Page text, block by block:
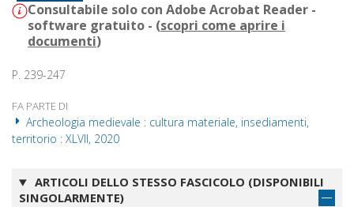
Consultabile solo con Adobe Acrobat Reader -
software gratuito - (scopri come aprire i
documenti)
P. 239-247
FA PARTE DI
Archeologia medievale : cultura materiale, insediamenti,
territorio : XLVII, 2020
ARTICOLI DELLO STESSO FASCICOLO (DISPONIBILI
SINGOLARMENTE)